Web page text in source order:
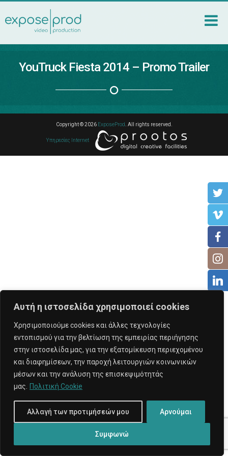
Αυτή η ιστοσελίδα χρησιμοποιεί cookies
Χρησιμοποιούμε cookies και άλλες τεχνολογίες
εντοπισμού για την βελτίωση της εμπειρίας περιήγησης
στην ιστοσελίδα μας, για την εξατομίκευση περιεχομένου
και διαφημίσεων, την παροχή λειτουργιών κοινωνικών
μέσων και την ανάλυση της επισκεψιμότητάς
μας.
Πολιτική Cookie
Αλλαγή των προτιμήσεών μου Αρνούμαι
Συμφωνώ
YouTruck Fiesta 2014 – Promo Trailer
Copyright © 2026 ExposeProd . All rights reserved.
Υπηρεσίες Internet